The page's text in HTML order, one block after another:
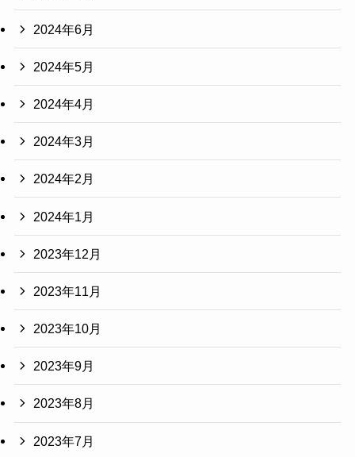
2024年6月
2024年5月
2024年4月
2024年3月
2024年2月
2024年1月
2023年12月
2023年11月
2023年10月
2023年9月
2023年8月
2023年7月